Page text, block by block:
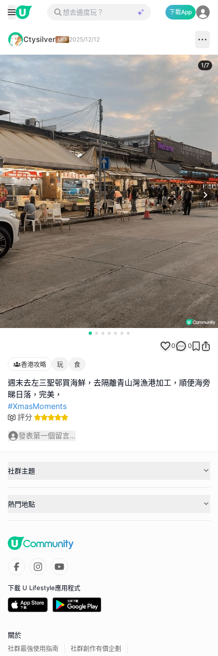
下載App
Ctysilver 2025/12/12
1/7
0 0
香港攻略 玩 食
週末去左三聖邨買海鮮，去隔離青山灣漁港加工，順便海旁
#XmasMoments
評分
發表第一個留言...
社群主題
熱門地點
下載 U Lifestyle應用程式
關於
社群最強使用指南 社群創作有價企劃